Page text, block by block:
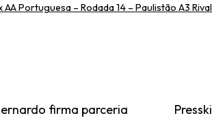
Portuguesa – Rodada 14 – Paulistão A3
firma parceria